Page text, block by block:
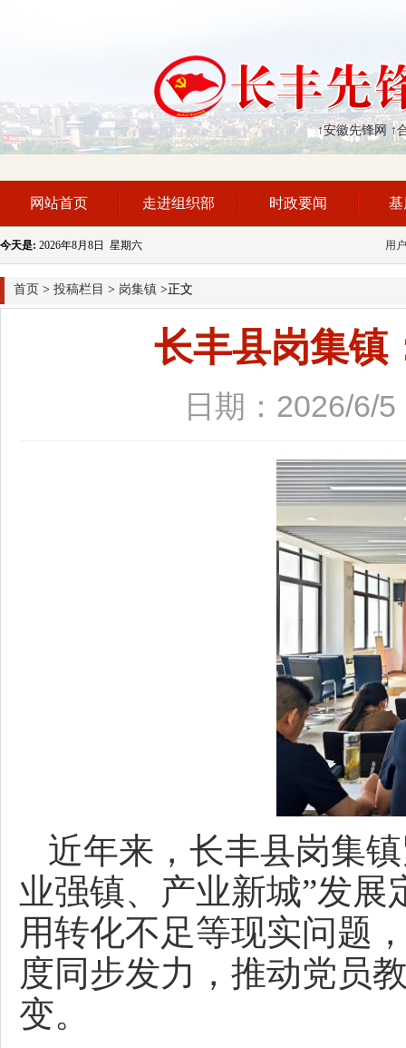
↑安徽先锋网 ↑
网站首页 走进组织部 时政要闻 基
今天是: 2026年8月8日 星期六 用
首页 > 投稿栏目 > 岗集镇 >正文
长丰县岗集镇
日期：2026/
近年来，长丰县岗集
业强镇、产业新城”发
用转化不足等现实问题
度同步发力，推动党员
变。